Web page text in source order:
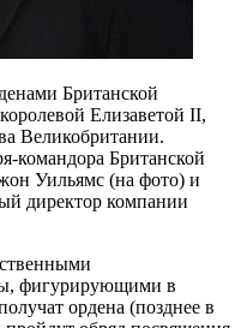
Британской
Елизаветой II,
Великобритании.
командора Британской
Уильямс (на фото) и
директор компании
фигурирующими в
ордена (позднее в